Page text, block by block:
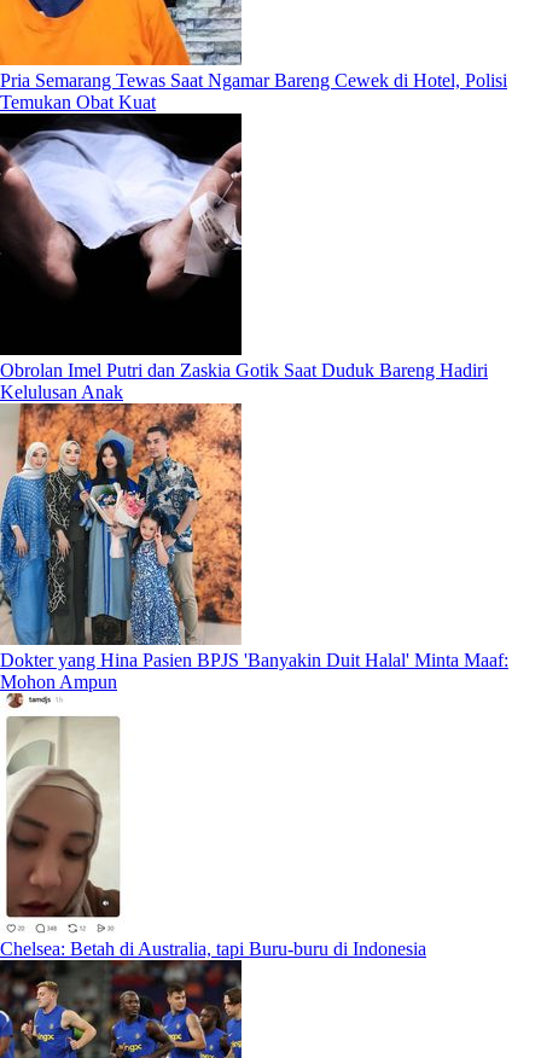
Pria Semarang Tewas Saat Ngamar Bareng Cewek di Hotel, Polisi
Temukan Obat Kuat
Obrolan Imel Putri dan Zaskia Gotik Saat Duduk Bareng Hadiri
Kelulusan Anak
Dokter yang Hina Pasien BPJS 'Banyakin Duit Halal' Minta Maaf:
Mohon Ampun
Chelsea: Betah di Australia, tapi Buru-buru di Indonesia